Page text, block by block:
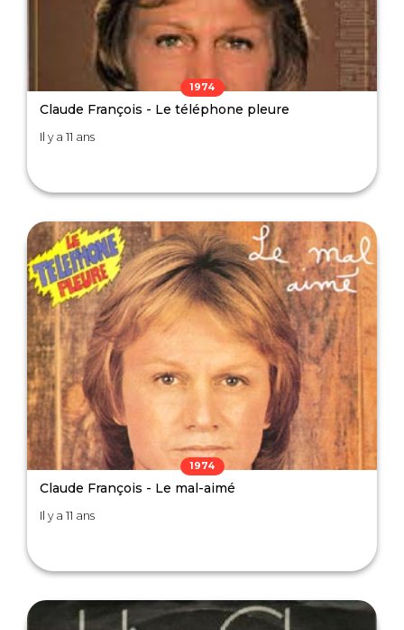
1974
Claude François - Le téléphone pleure
Il y a 11 ans
1974
Claude François - Le mal-aimé
Il y a 11 ans